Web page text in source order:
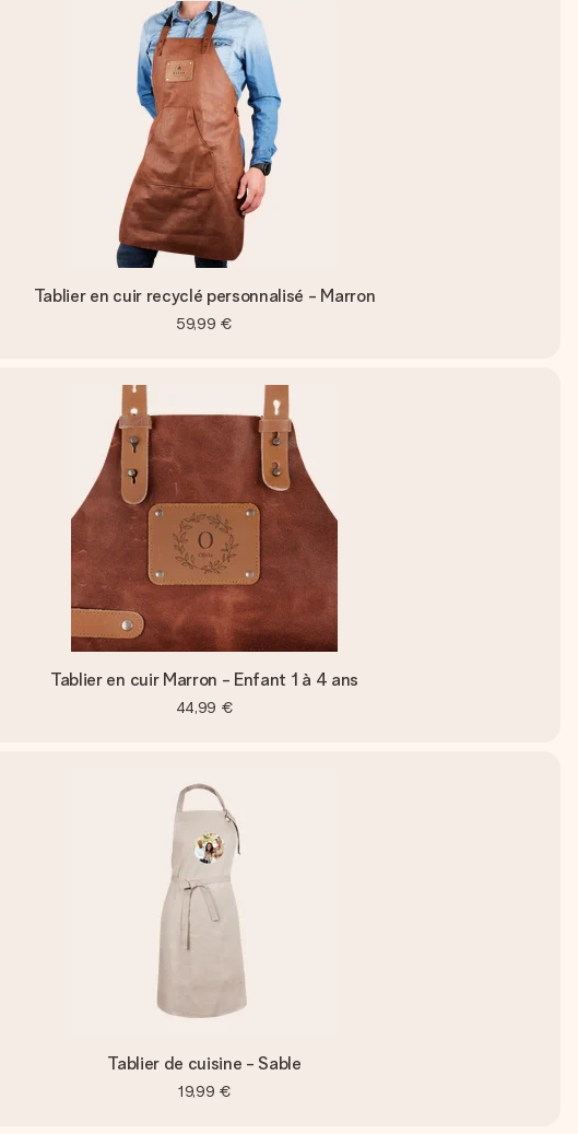
Tablier en cuir recyclé personnalisé - Marron
59,99 €
Tablier en cuir Marron - Enfant 1 à 4 ans
44,99 €
Tablier de cuisine - Sable
19,99 €